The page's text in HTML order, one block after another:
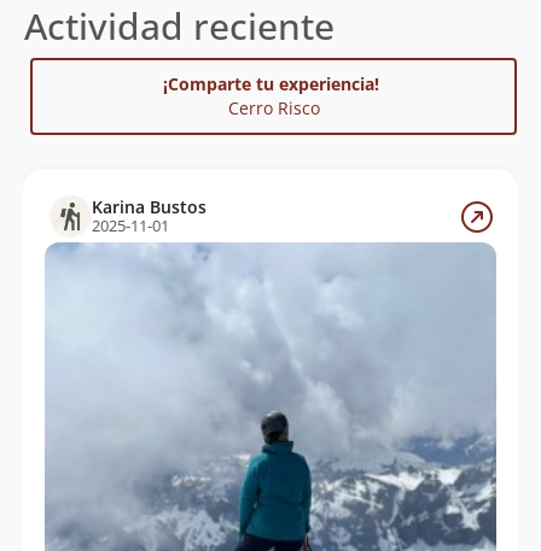
Actividad reciente
¡Comparte tu experiencia!
Cerro Risco
Karina Bustos
2025-11-01